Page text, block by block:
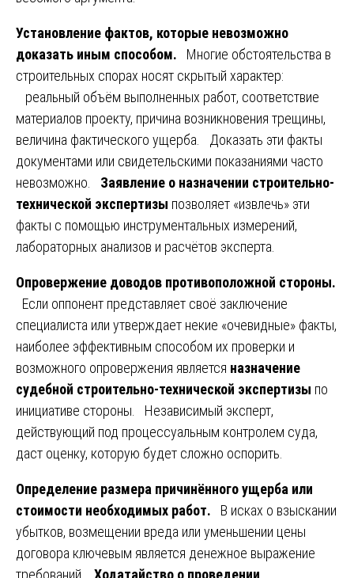
Установление фактов, которые невозможно
доказать иным способом.
Многие обстоятельства в
строительных спорах носят скрытый характер:
реальный объём выполненных работ, соответствие
материалов проекту, причина возникновения трещины,
величина фактического ущерба. Доказать эти факты
документами или свидетельскими показаниями часто
невозможно. Заявление о назначении строительно-
технической экспертизы позволяет «извлечь» эти
факты с помощью инструментальных измерений,
лабораторных анализов и расчётов эксперта.
Опровержение доводов противоположной стороны.
Если оппонент представляет своё заключение
специалиста или утверждает некие «очевидные» факты,
наиболее эффективным способом их проверки и
возможного опровержения является назначение
судебной строительно-технической экспертизы по
инициативе стороны. Независимый эксперт,
действующий под процессуальным контролем суда,
даст оценку, которую будет сложно оспорить.
Определение размера причинённого ущерба или
стоимости необходимых работ.
В исках о взыскании
убытков, возмещении вреда или уменьшении цены
договора ключевым является денежное выражение
требований. Ходатайство о проведении